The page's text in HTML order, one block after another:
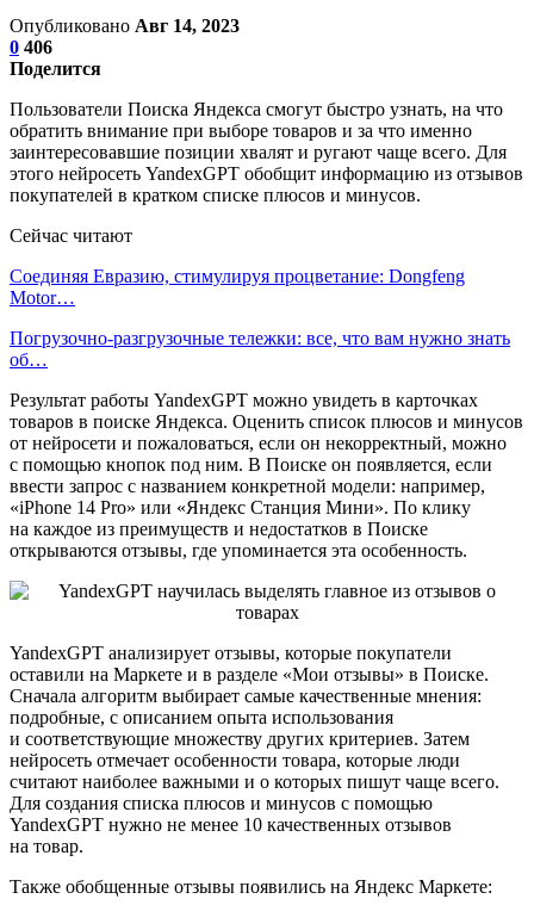
Опубликовано Авг 14, 2023
0 406
Поделится
Пользователи Поиска Яндекса смогут быстро узнать, на что
обратить внимание при выборе товаров и за что именно
заинтересовавшие позиции хвалят и ругают чаще всего. Для
этого нейросеть YandexGPT обобщит информацию из отзывов
покупателей в кратком списке плюсов и минусов.
Сейчас читают
Соединяя Евразию, стимулируя процветание: Dongfeng
Motor…
Погрузочно-разгрузочные тележки: все, что вам нужно знать
об…
Результат работы YandexGPT можно увидеть в карточках
товаров в поиске Яндекса. Оценить список плюсов и минусов
от нейросети и пожаловаться, если он некорректный, можно
с помощью кнопок под ним. В Поиске он появляется, если
ввести запрос с названием конкретной модели: например,
«iPhone 14 Pro» или «Яндекс Станция Мини». По клику
на каждое из преимуществ и недостатков в Поиске
открываются отзывы, где упоминается эта особенность.
YandexGPT анализирует отзывы, которые покупатели
оставили на Маркете и в разделе «Мои отзывы» в Поиске.
Сначала алгоритм выбирает самые качественные мнения:
подробные, с описанием опыта использования
и соответствующие множеству других критериев. Затем
нейросеть отмечает особенности товара, которые люди
считают наиболее важными и о которых пишут чаще всего.
Для создания списка плюсов и минусов с помощью
YandexGPT нужно не менее 10 качественных отзывов
на товар.
Также обобщенные отзывы появились на Яндекс Маркете: